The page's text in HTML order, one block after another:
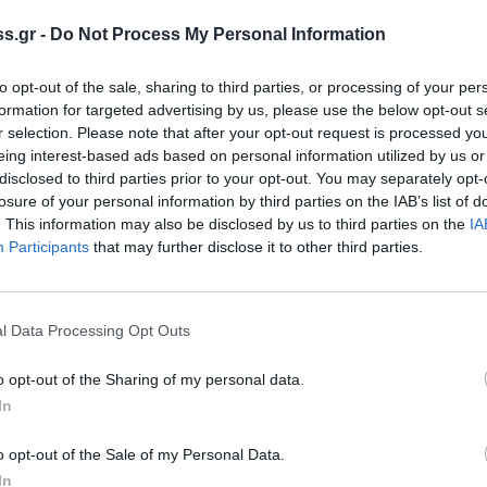
- Do Not Process My Personal Information
opt-out of the sale, sharing to third parties, or processing of your
for targeted advertising by us, please use the below opt-out
selection. Please note that after your opt-out request is processed
interest-based ads based on personal information utilized by us
to third parties prior to your opt-out. You may separately
of your personal information by third parties on the IAB’s list of
This information may also be disclosed by us to third parties on the
Participants that may further disclose it to other third parties.
Data Processing Opt Outs
opt-out of the Sharing of my personal data.
opt-out of the Sale of my Personal Data.
σεισμού των 4,2 βαθμών, ακολούθησαν
1/6, κατεγράφη σεισμός 4,3 βαθμών της
του ακρωτηρίου Ταίναρου. Το
από τις παραπάνω σεισμικές δονήσεις.